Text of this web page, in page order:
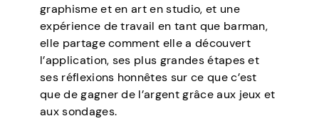
graphisme et en art en studio, et une
expérience de travail en tant que barman,
elle partage comment elle a découvert
l’application, ses plus grandes étapes et
ses réflexions honnêtes sur ce que c’est
que de gagner de l’argent grâce aux jeux et
aux sondages.